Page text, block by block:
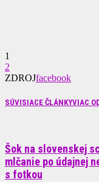
1
2
ZDROJfacebook
SÚVISIACE ČLÁNKYVIAC
Šok na slovenskej
mlčanie po údajnej
s fotkou